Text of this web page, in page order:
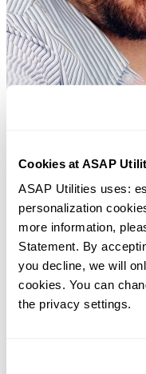
Cookies at ASAP
ASAP Utilities uses:
personalization
more information,
Statement. By
you decline, we will
cookies. You can
the privacy settings.